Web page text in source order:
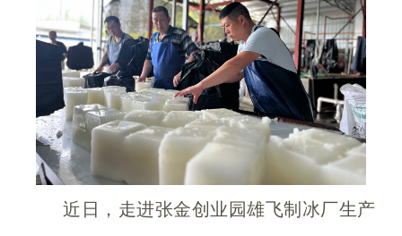
近日，走进张金创业园雄飞制冰厂生产